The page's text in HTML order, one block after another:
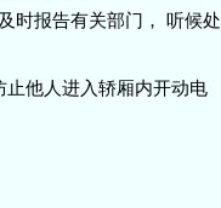
时报告有关部门， 听候处
他人进入轿厢内开动电